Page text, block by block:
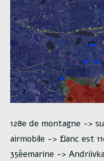
128e de montagne ->
airmobile -> flanc est
35èemarine ->